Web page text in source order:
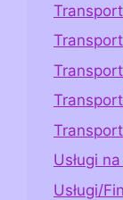
Usługi
Usługi/